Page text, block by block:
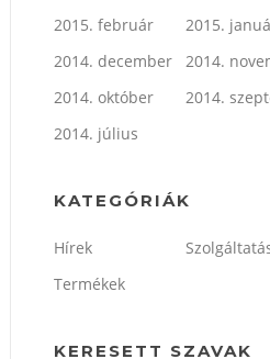
2015. február
2015.
2014. december
2014.
2014. október
2014.
2014. július
KATEGÓRIÁK
Hírek
Termékek
KERESETT SZAVAK